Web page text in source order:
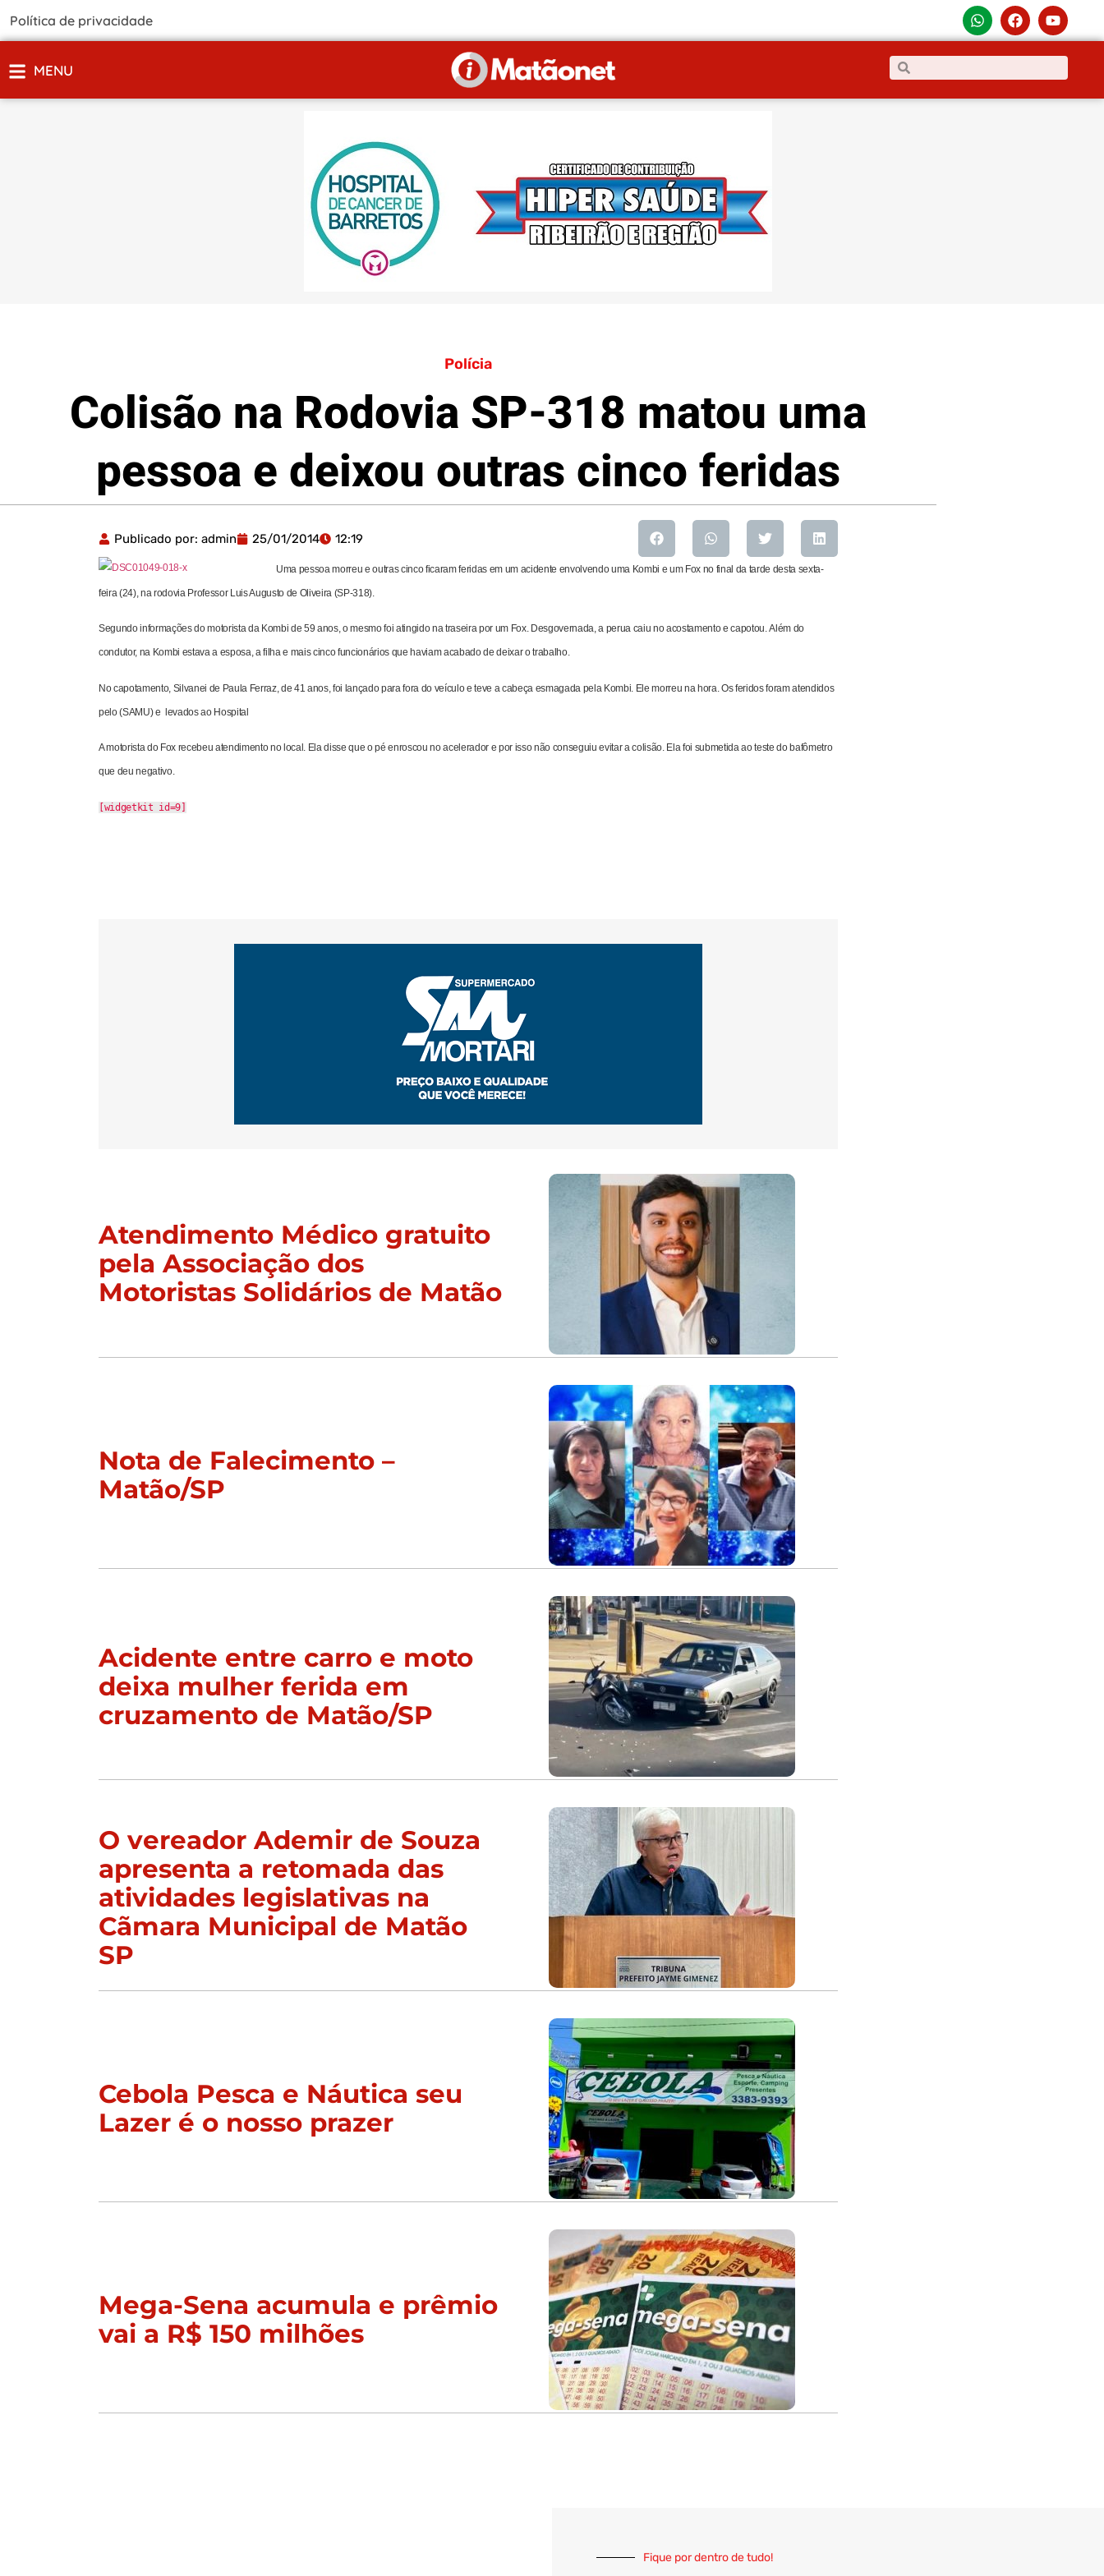
Política de privacidade
MENU
Polícia
Colisão na Rodovia SP-318 matou uma
pessoa e deixou outras cinco feridas
Publicado por: admin 25/01/2014 12:19
Uma pessoa morreu e outras cinco ficaram feridas em um acidente envolvendo uma Kombi e um Fox no final da tarde desta sexta-
feira (24), na rodovia Professor Luis Augusto de Oliveira (SP-318).
Segundo informações do motorista da Kombi de 59 anos, o mesmo foi atingido na traseira por um Fox. Desgovernada, a perua caiu no acostamento e capotou.Além do
condutor, na Kombi estava a esposa, a filha e mais cinco funcionários que haviam acabado de deixar o trabalho.
No capotamento, Silvanei de Paula Ferraz, de 41 anos, foi lançado para fora do veículo e teve a cabeça esmagada pela Kombi. Ele morreu na hora. Os feridos foram atendidos
pelo (SAMU) e levados ao Hospital
A motorista do Fox recebeu atendimento no local. Ela disse que o pé enroscou no acelerador e por isso não conseguiu evitar a colisão. Ela foi submetida ao teste do bafômetro
que deu negativo.
[widgetkit id=9]
Atendimento Médico gratuito
pela Associação dos
Motoristas Solidários de Matão
Nota de Falecimento –
Matão/SP
Acidente entre carro e moto
deixa mulher ferida em
cruzamento de Matão/SP
O vereador Ademir de Souza
apresenta a retomada das
atividades legislativas na
Cãmara Municipal de Matão
SP
Cebola Pesca e Náutica seu
Lazer é o nosso prazer
Mega-Sena acumula e prêmio
vai a R$ 150 milhões
Fique por dentro de tudo!